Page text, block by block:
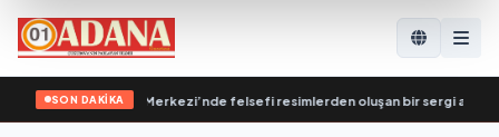
SON DAKİKA
Genel Merkezi’nde felsefi resimlerden oluşan bir sergi açıldı•